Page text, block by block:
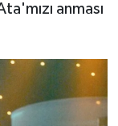
anması